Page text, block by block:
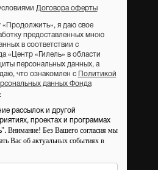
Договора оферты
«Продолжить», я даю свое
предоставленных мною
в соответствии с
«Центр «Гилель» в области
персональных данных, а
что ознакомлен с
Политикой
данных Фонда
рассылок и другой
проектах и программах
Внимание! Без Вашего согласия мы
Вас об актуальных событиях в